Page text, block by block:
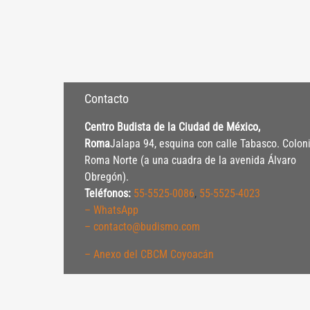
Contacto
Centro Budista de la Ciudad de México,
RomaJalapa 94, esquina con calle Tabasco.
Roma Norte (a una cuadra de la avenida Álvaro
Obregón).
Teléfonos: 55-5525-0086, 55-5525-4023
– WhatsApp
– contacto@budismo.com
– Anexo del CBCM Coyoacán